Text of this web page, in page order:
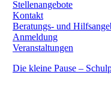
Stellenangebote
Kontakt
Beratungs- und
Anmeldung
Veranstaltungen
Die kleine Pause –